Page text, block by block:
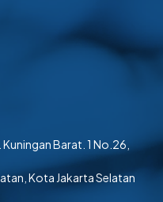
Barat. 1 No.26,
Kota Jakarta Selatan